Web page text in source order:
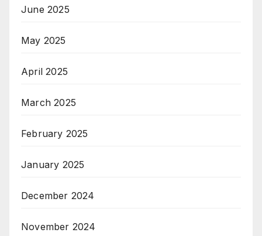
June 2025
May 2025
April 2025
March 2025
February 2025
January 2025
December 2024
November 2024